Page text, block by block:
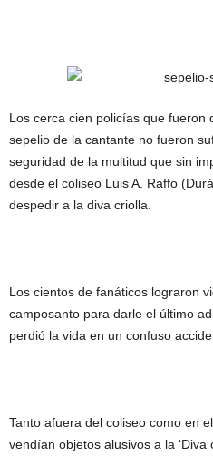
Los cerca cien policías que fueron
sepelio de la cantante no fueron
seguridad de la multitud que sin
desde el coliseo Luis A. Raffo
despedir a la diva criolla.
Los cientos de fanáticos lograron
camposanto para darle el último
perdió la vida en un confuso
Tanto afuera del coliseo como en
vendían objetos alusivos a la ‘Diva